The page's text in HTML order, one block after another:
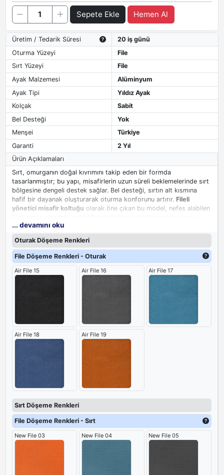
Sepete Ekle Hemen Al
Üretim / Tedarik Süresi
20 iş günü
Oturma Yüzeyi
File
Sırt Yüzeyi
File
Ayak Malzemesi
Alüminyum
Ayak Tipi
Yıldız Ayak
Kolçak
Sabit
Bel Desteği
Yok
Menşei
Türkiye
Garanti
2 Yıl
Ürün Açıklamaları
Sırt, omurganın doğal kıvrımını takip eden bir formda
tasarlanmıştır; bu yapı, misafirlerin uzun süreli beklemelerinde sırt
bölgesine dengeli destek sağlar. Bel desteği, sırtın alt kısmına
hafif bir dayanak oluşturarak oturma konforunu artırır. Fileli
yönetici misafir koltuğu olarak öne çıkan bu model, nefes alabilen
böylece sıcak havalarda terleme ve ısınma engellenir. Müdür ve
yönetici odalarında misafir ağırlamak için bel destekli misafir
koltuğu arayanlara konforlu ve prestijli bir bekleme çözümü sunar.
... devamını oku
Oturak Döşeme Renkleri
File Döşeme Renkleri - Oturak
Air File 15 Air File 16 Air File 17
Air File 18 Air File 19
Sırt Döşeme Renkleri
File Döşeme Renkleri - Sırt
New File 03 New File 04 New File 05